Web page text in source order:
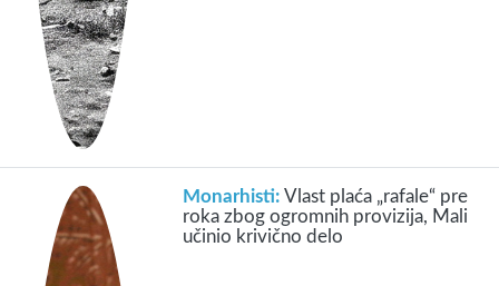
Monarhisti:Vlast plaća „rafale“ pre
roka zbog ogromnih provizija, Mali
učinio krivično delo